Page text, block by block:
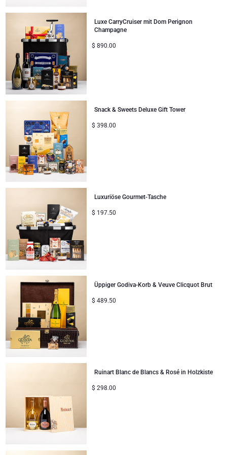
Lanson Champagner
Moet & Chandon Champagner
Neuhaus Schokoladen
Pommery Champagner
Trixie Baby & Kinder
Veuve Clicquot Geschenke
Firmengeschenke
Hochzeitsgeschenke
Proficiat
Bedankgeschenken
Romantische Geschenke
Geschenke für Sie
Geschenke für Ihn
Gute Besserung
Geschenke ideal zum Teilen
Geschenke für Kinder
Weihnachtsgeschenke
Luxe CarryCruiser mit Dom Perignon
Champagne
$ 890.00
Snack & Sweets Deluxe Gift Tower
$ 398.00
Luxuriöse Gourmet-Tasche
$ 197.50
Üppiger Godiva-Korb & Veuve Clicquot Brut
$ 489.50
Ruinart Blanc de Blancs & Rosé in Holzkiste
$ 298.00